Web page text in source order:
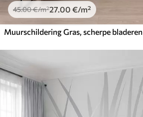
45.00€/m²27.00 €/m²
Muurschildering Gras, scherpe bladeren